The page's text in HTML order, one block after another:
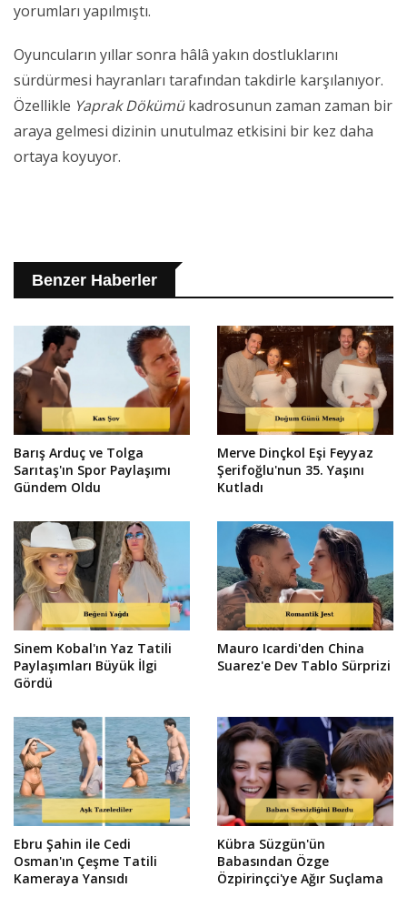
yorumları yapılmıştı.
Oyuncuların yıllar sonra hâlâ yakın dostluklarını
sürdürmesi hayranları tarafından takdirle karşılanıyor.
Özellikle Yaprak Dökümükadrosunun zaman zaman bir
araya gelmesi dizinin unutulmaz etkisini bir kez daha
ortaya koyuyor.
Benzer Haberler
Barış Arduç ve Tolga
Sarıtaş'ın Spor Paylaşımı
Gündem Oldu
Merve Dinçkol Eşi Feyyaz
Şerifoğlu'nun 35. Yaşını
Kutladı
Sinem Kobal'ın Yaz Tatili
Paylaşımları Büyük İlgi
Gördü
Mauro Icardi'den China
Suarez'e Dev Tablo Sürprizi
Ebru Şahin ile Cedi
Osman'ın Çeşme Tatili
Kameraya Yansıdı
Kübra Süzgün'ün
Babasından Özge
Özpirinçci'ye Ağır Suçlama